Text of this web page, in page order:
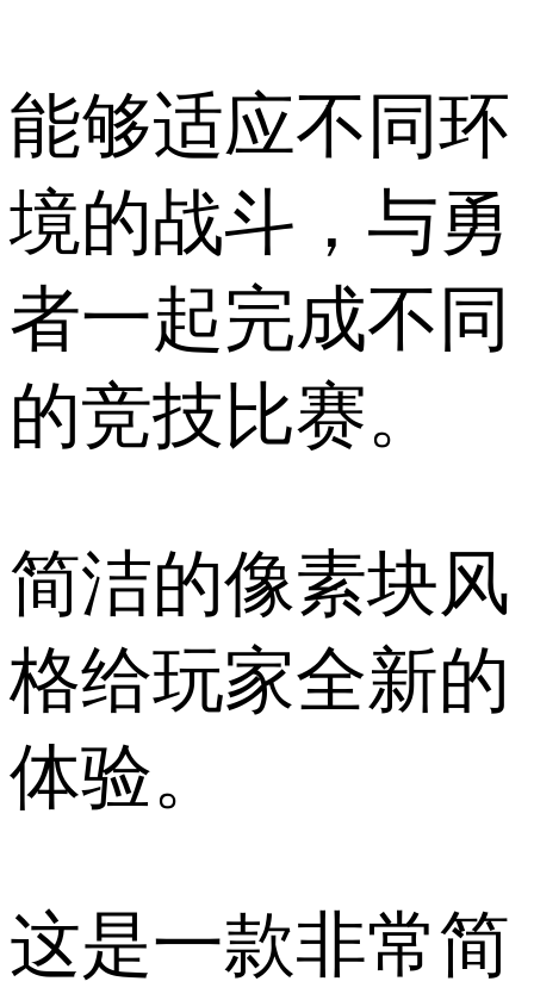
能够适应不同环
境的战斗，与勇
者一起完成不同
的竞技比赛。
简洁的像素块风
格给玩家全新的
体验。
这是一款非常简